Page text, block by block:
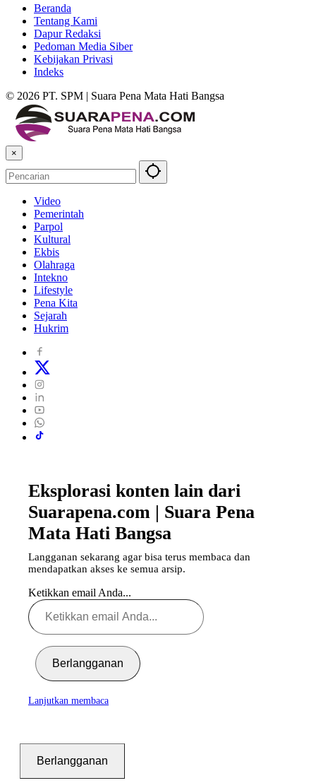
Beranda
Tentang Kami
Dapur Redaksi
Pedoman Media Siber
Kebijakan Privasi
Indeks
© 2026 PT. SPM | Suara Pena Mata Hati Bangsa
×
Video
Pemerintah
Parpol
Kultural
Ekbis
Olahraga
Intekno
Lifestyle
Pena Kita
Sejarah
Hukrim
Eksplorasi konten lain dari
Suarapena.com | Suara Pena
Mata Hati Bangsa
Langganan sekarang agar bisa terus membaca dan
mendapatkan akses ke semua arsip.
Ketikkan email Anda...
Berlangganan
Lanjutkan membaca
Berlangganan